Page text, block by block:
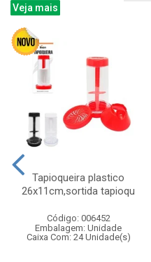
Veja mais
Tapioqueira plastico
26x11cm,sortida tapioqu
Código: 006452
Embalagem: Unidade
Caixa Com: 24 Unidade(s)